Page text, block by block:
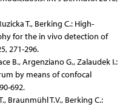
T., Berking C.: High-
for the in vivo detection of
271-296.
B., Argenziano G., Zalaudek I.:
by means of confocal
692.
Braunmühl T.V., Berking C.: